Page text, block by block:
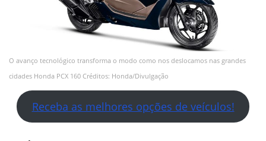
O avanço tecnológico transforma o modo como nos deslocamos nas grandes
cidades Honda PCX 160 Créditos: Honda/Divulgação
Receba as melhores opções de veículos!